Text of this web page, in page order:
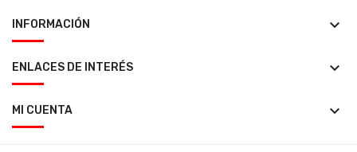
INFORMACIÓN keyboard_arrow_down
ENLACES DE INTERÉS keyboard_arrow_down
MI CUENTA keyboard_arrow_down